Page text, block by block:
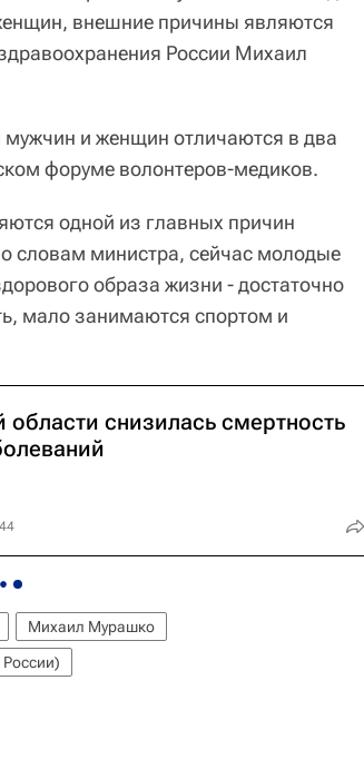
внешние причины являются
России Михаил
мужчин и женщин отличаются в два
форуме волонтеров-медиков.
одной из главных причин
словам министра, сейчас молодые
образа жизни - достаточно
мало занимаются спортом и
области снизилась смертность
Михаил Мурашко